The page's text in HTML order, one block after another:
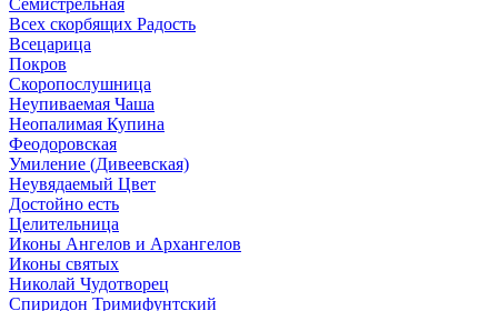
Семистрельная
Всех скорбящих Радость
Всецарица
Покров
Скоропослушница
Неупиваемая Чаша
Неопалимая Купина
Феодоровская
Умиление (Дивеевская)
Неувядаемый Цвет
Достойно есть
Целительница
Иконы Ангелов и Архангелов
Иконы святых
Николай Чудотворец
Спиридон Тримифунтский